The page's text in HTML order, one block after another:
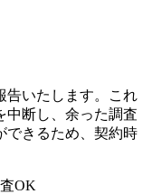
告いたします。これ
中断し、余った調査
できるため、契約時
OK